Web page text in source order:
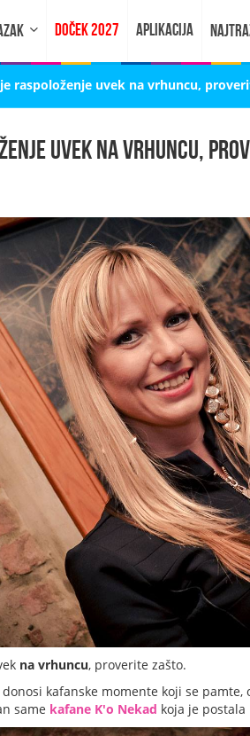
DOČEK 2027 APLIKACIJA
raspoloženje uvek na vrhuncu,
uvek na vrhuncu,
na vrhuncu, proverite zašto.
donosi kafanske momente koji se
same kafane K'o Nekad koja je